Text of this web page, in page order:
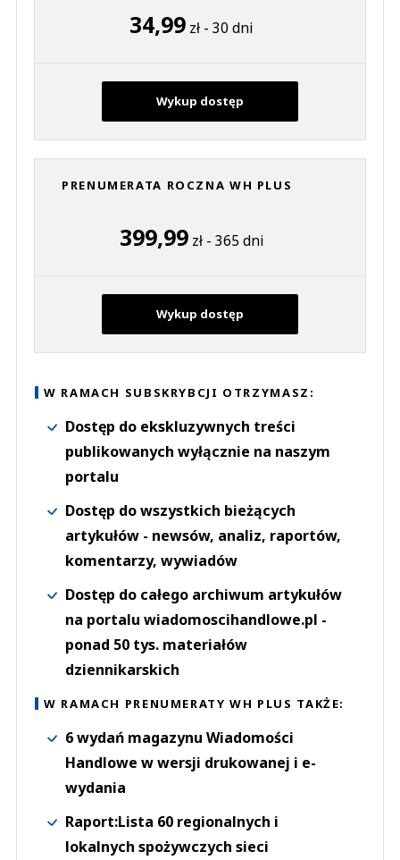
34,99 zł - 30 dni
Wykup dostęp
PRENUMERATA ROCZNA WH PLUS
399,99zł - 365 dni
Wykup dostęp
W RAMACH SUBSKRYBCJI OTRZYMASZ:
Dostęp do ekskluzywnych treści
publikowanych wyłącznie na naszym
portalu
Dostęp do wszystkich bieżących
artykułów - newsów, analiz, raportów,
komentarzy, wywiadów
Dostęp do całego archiwum artykułów
na portalu wiadomoscihandlowe.pl -
ponad 50 tys. materiałów
dziennikarskich
W RAMACH PRENUMERATY WH PLUS TAKŻE:
6 wydań magazynu Wiadomości
Handlowe w wersji drukowanej i e-
wydania
Raport:Lista 60 regionalnych i
lokalnych spożywczych sieci